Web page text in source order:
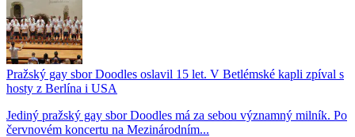
Pražský gay sbor Doodles oslavil 15 let. V Betlémské kapli zpíval s
hosty z Berlína i USA
Jediný pražský gay sbor Doodles má za sebou významný milník. Po
červnovém koncertu na Mezinárodním...